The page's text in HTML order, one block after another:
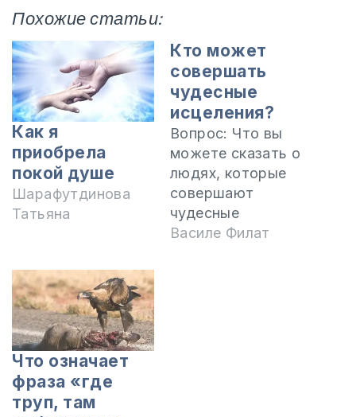
Похожие статьи:
Как я
приобрела
покой душе
Шарафутдинова
Татьяна
Кто может
совершать
чудесные
исцеления?
Вопрос: Что вы
можете сказать о
людях, которые
совершают
чудесные
исцеления? Это
Василе Филат
Что означает
фраза «где
труп, там